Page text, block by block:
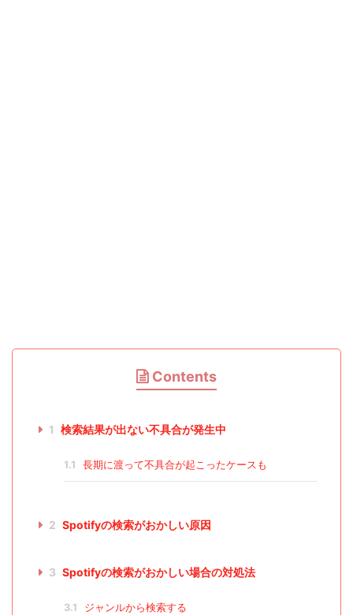
Contents
1 検索結果が出ない不具合が発生中
1.1 長期に渡って不具合が起こったケースも
2 Spotifyの検索がおかしい原因
3 Spotifyの検索がおかしい場合の対処法
3.1 ジャンルから検索する